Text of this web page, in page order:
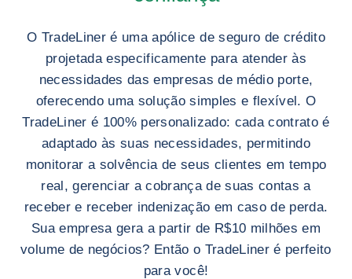
O TradeLiner é uma apólice de seguro de crédito
projetada especificamente para atender às
necessidades das empresas de médio porte,
oferecendo uma solução simples e flexível. O
TradeLiner é 100% personalizado: cada contrato é
adaptado às suas necessidades, permitindo
monitorar a solvência de seus clientes em tempo
real, gerenciar a cobrança de suas contas a
receber e receber indenização em caso de perda.
Sua empresa gera a partir de R$10 milhões em
volume de negócios? Então o TradeLiner é perfeito
para você!